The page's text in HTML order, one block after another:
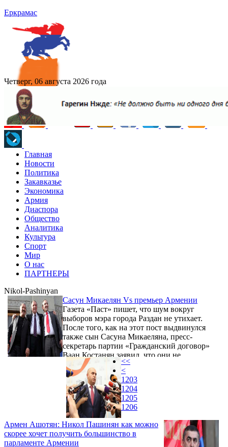
Еркрамас
Четверг, 06 августа 2026 года
Главная
Новости
Политика
Закавказье
Экономика
Армия
Диаспора
Общество
Аналитика
Культура
Спорт
Мир
О нас
ПАРТНЕРЫ
Nikol-Pashinyan
Сасун Микаелян Vs премьер Армении
Газета «Паст» пишет, что шум вокруг
выборов мэра города Раздан не утихает.
После того, как на этот пост выдвинулся
также сын Сасуна Микаеляна, пресс-
секретарь партии «Гражданский договор»
Ваан Костанян заявил, что они не
оказывают ему содействия, но и не
выдвигают нового кандидата.
Армен Ашотян: Никол Пашинян как можно
скорее хочет получить большинство в
парламенте Армении
<<
<
1203
1204
1205
1206